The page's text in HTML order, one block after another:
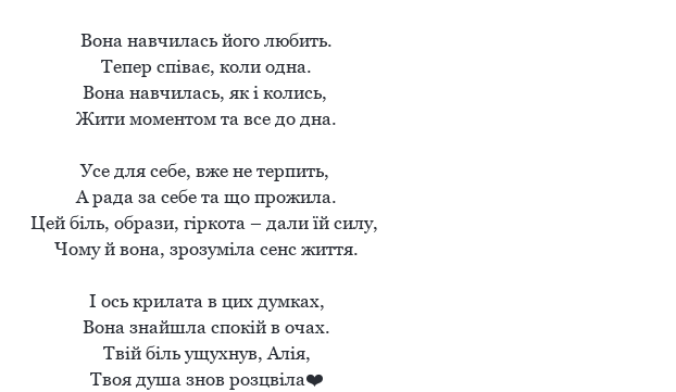
Вона навчилась його любить.
Тепер співає, коли одна.
Вона навчилась, як і колись,
Жити моментом та все до дна.
Усе для себе, вже не терпить,
А рада за себе та що прожила.
Цей біль, образи, гіркота – дали їй силу,
Чому й вона, зрозуміла сенс життя.
І ось крилата в цих думках,
Вона знайшла спокій в очах.
Твій біль ущухнув, Алія,
Твоя душа знов розцвіла❤️